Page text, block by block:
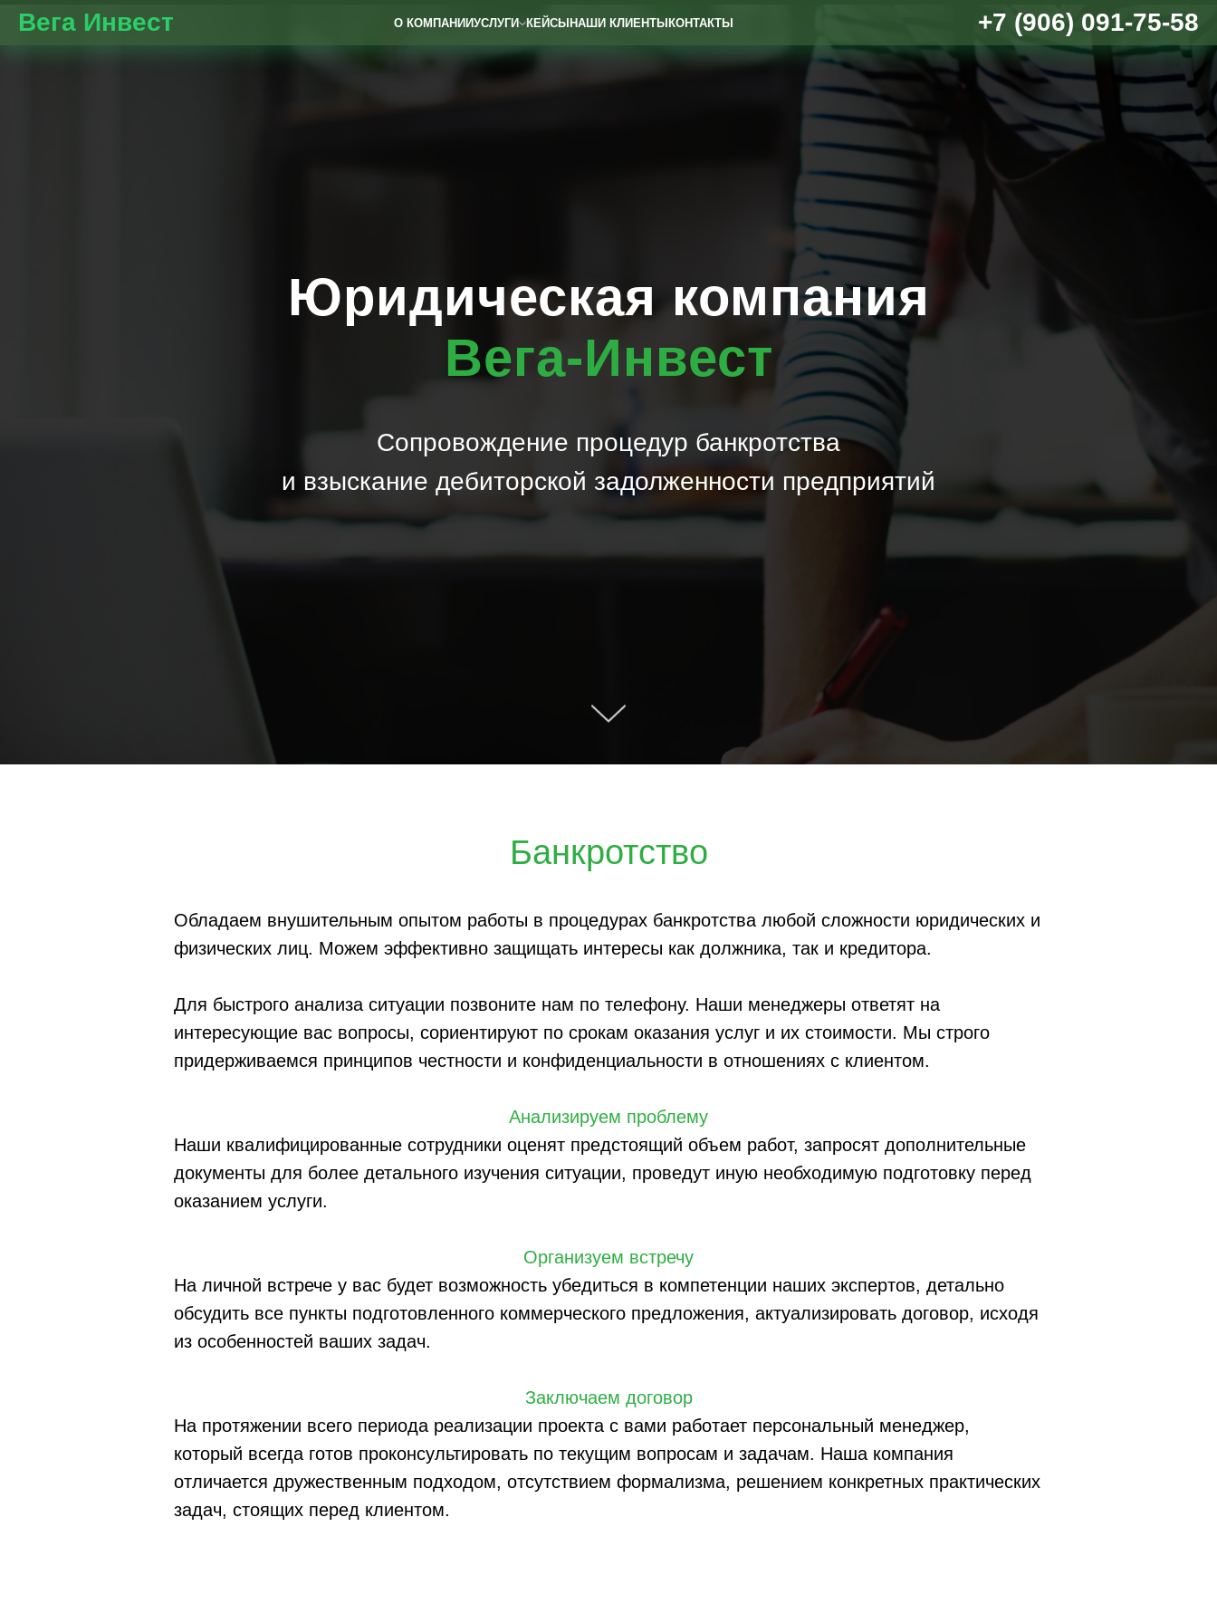
Вега Инвест О КОМПАНИИУСЛУГИ КЕЙСЫНАШИ КЛИЕНТЫКОНТАКТЫ +7 (906) 091-75-58
Юридическая компания
Вега-Инвест
Сопровождение процедур банкротства
и взыскание дебиторской задолженности предприятий
Банкротство
Обладаем внушительным опытом работы в процедурах банкротства любой сложности юридических и
физических лиц. Можем эффективно защищать интересы как должника, так и кредитора.
Для быстрого анализа ситуации позвоните нам по телефону. Наши менеджеры ответят на
интересующие вас вопросы, сориентируют по срокам оказания услуг и их стоимости. Мы строго
придерживаемся принципов честности и конфиденциальности в отношениях с клиентом.
Анализируем проблему
Наши квалифицированные сотрудники оценят предстоящий объем работ, запросят дополнительные
документы для более детального изучения ситуации, проведут иную необходимую подготовку перед
оказанием услуги.
Организуем встречу
На личной встрече у вас будет возможность убедиться в компетенции наших экспертов, детально
обсудить все пункты подготовленного коммерческого предложения, актуализировать договор, исходя
из особенностей ваших задач.
Заключаем договор
На протяжении всего периода реализации проекта с вами работает персональный менеджер,
который всегда готов проконсультировать по текущим вопросам и задачам. Наша компания
отличается дружественным подходом, отсутствием формализма, решением конкретных практических
задач, стоящих перед клиентом.